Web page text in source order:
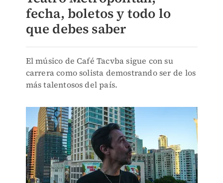
fecha, boletos y todo lo
que debes saber
El músico de Café Tacvba sigue con su
carrera como solista demostrando ser de los
más talentosos del país.